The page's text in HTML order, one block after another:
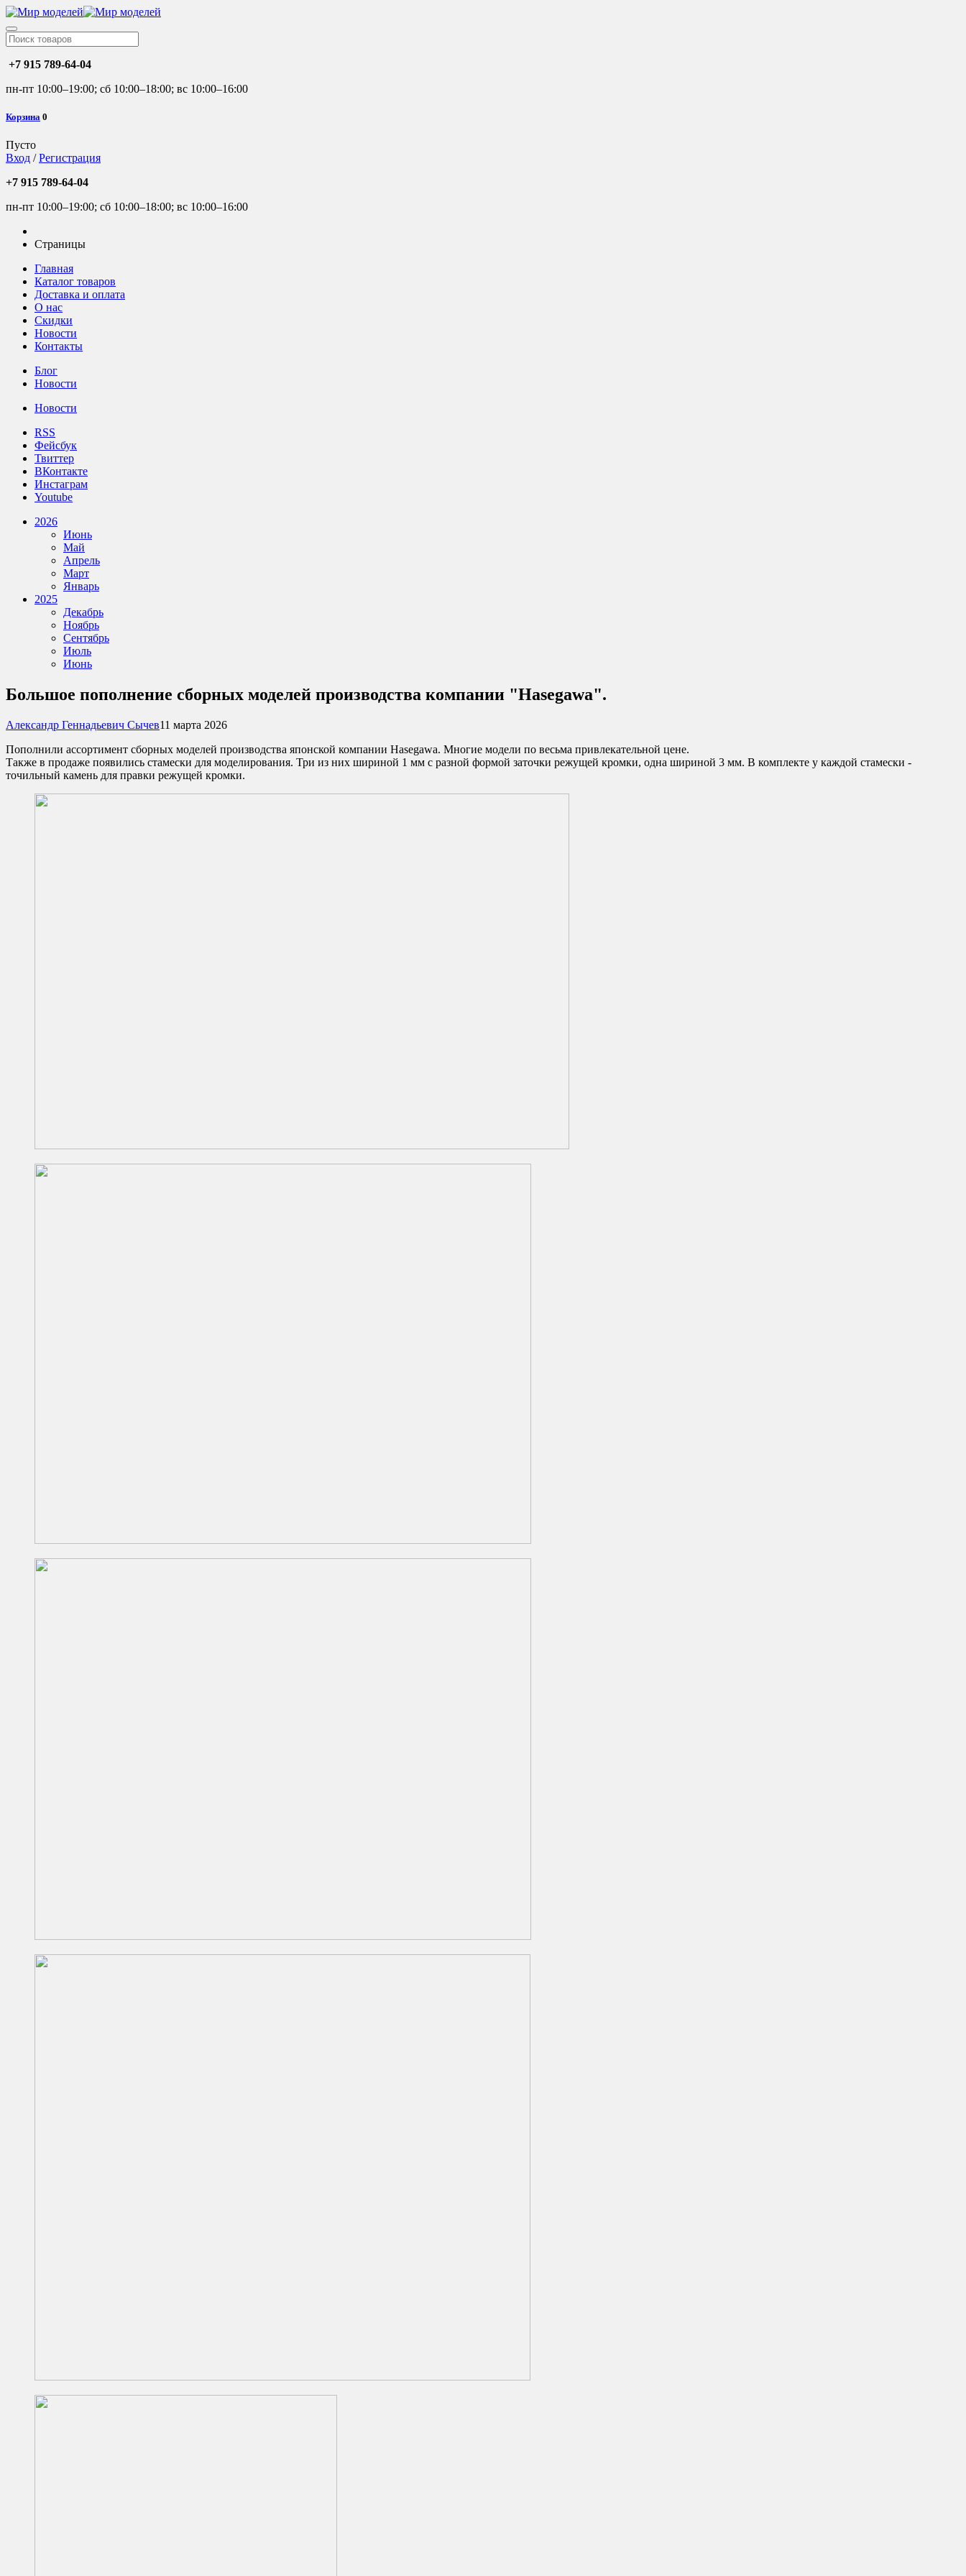
+7 915 789-64-04
пн-пт 10:00–19:00; сб 10:00–18:00; вс 10:00–16:00
Корзина 0
Пусто
Вход /Регистрация
+7 915 789-64-04
пн-пт 10:00–19:00; сб 10:00–18:00; вс 10:00–16:00
Страницы
Главная
Каталог товаров
Доставка и оплата
О нас
Скидки
Новости
Контакты
Блог
Новости
Новости
RSS
Фейсбук
Твиттер
ВКонтакте
Инстаграм
Youtube
2026
Июнь
Май
Апрель
Март
Январь
2025
Декабрь
Ноябрь
Сентябрь
Июль
Июнь
Большое пополнение сборных моделей производства компании "Hasegawa".
Александр Геннадьевич Сычев11 марта 2026
Пополнили ассортимент сборных моделей производства японской компании Hasegawa. Многие модели по весьма привлекательной цене.
Также в продаже появились стамески для моделирования. Три из них шириной 1 мм с разной формой заточки режущей кромки, одна шириной 3 мм. В комплекте у каждой стамески -
точильный камень для правки режущей кромки.